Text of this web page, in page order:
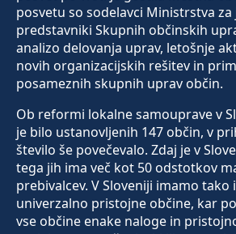
posvetu so sodelavci Ministrstva
predstavniki Skupnih občinskih
analizo delovanja uprav, letošnje
novih organizacijskih rešitev in
posameznih skupnih uprav občin.
Ob reformi lokalne samouprave v
je bilo ustanovljenih 147 občin, v
število še povečevalo. Zdaj je v
tega jih ima več kot 50 odstotkov
prebivalcev. V Sloveniji imamo tako
univerzalno pristojne občine, kar
vse občine enake naloge in